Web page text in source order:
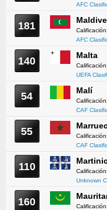
AFC
181 Calificación:
AFC
140 Malta
Calificación:
UEFA
54 Malí
Calificación:
CAF
55 Calificación:
CAF
110 Calificación:
Unknown
160 Calificación: